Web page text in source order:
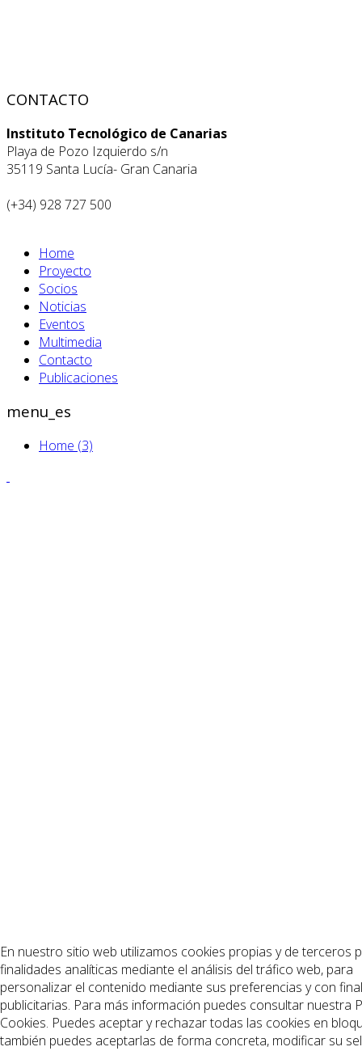
CONTACTO
Instituto Tecnológico de Canarias
Playa de Pozo Izquierdo s/n
35119 Santa Lucía- Gran Canaria
(+34) 928 727 500
Home
Proyecto
Socios
Noticias
Eventos
Multimedia
Contacto
Publicaciones
menu_es
Home (3)
En nuestro sitio web utilizamos cookies propias y de terceros
finalidades analíticas mediante el análisis del tráfico web, para
personalizar el contenido mediante sus preferencias y con
publicitarias. Para más información puedes consultar nuestra
Cookies. Puedes aceptar y rechazar todas las cookies en
también puedes aceptarlas de forma concreta, modificar su